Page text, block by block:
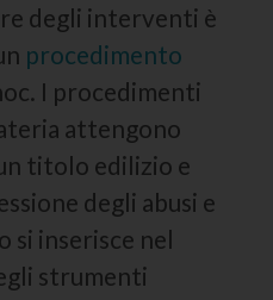
degli interventi è
procedimento
I procedimenti
attengono
titolo edilizio e
degli abusi e
inserisce nel
strumenti